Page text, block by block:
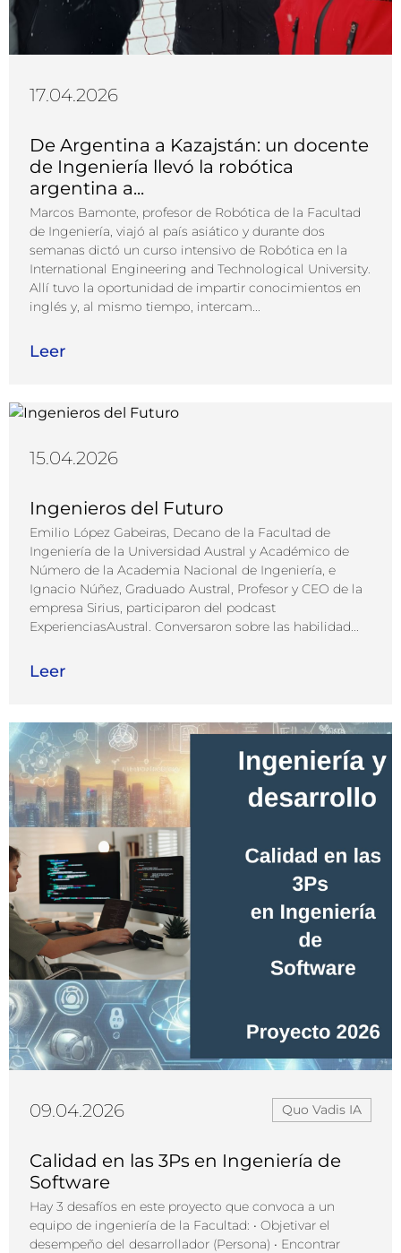
17.04.2026
De Argentina a Kazajstán: un docente
de Ingeniería llevó la robótica
argentina a...
Marcos Bamonte, profesor de Robótica de la Facultad
de Ingeniería, viajó al país asiático y durante dos
semanas dictó un curso intensivo de Robótica en la
International Engineering and Technological University.
Allí tuvo la oportunidad de impartir conocimientos en
inglés y, al mismo tiempo, intercam...
Leer
15.04.2026
Ingenieros del Futuro
Emilio López Gabeiras, Decano de la ⁠Facultad de
Ingeniería⁠ de la Universidad Austral y Académico de
Número de la Academia Nacional de Ingeniería, e
Ignacio Núñez, ⁠Graduado Austral⁠, Profesor y CEO de la
empresa ⁠Sirius, participaron del podcast
ExperienciasAustral. Conversaron sobre las habilidad...
Leer
09.04.2026 Quo Vadis IA
Calidad en las 3Ps en Ingeniería de
Software
Hay 3 desafíos en este proyecto que convoca a un
equipo de ingeniería de la Facultad: • Objetivar el
desempeño del desarrollador (Persona) • Encontrar